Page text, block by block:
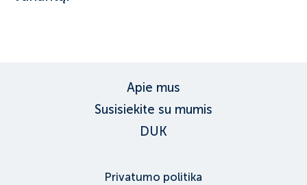
Apie mus
Susisiekite su mumis
DUK
Privatumo politika